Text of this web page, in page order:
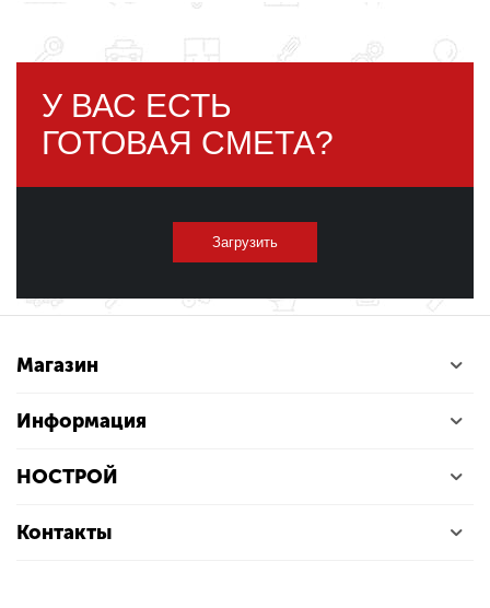
У ВАС ЕСТЬ
ГОТОВАЯ СМЕТА?
Загрузить
Магазин
Информация
НОСТРОЙ
Контакты